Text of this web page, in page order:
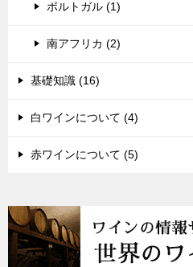
ポルトガル (1)
南アフリカ (2)
基礎知識 (16)
白ワインについて (4)
赤ワインについて (5)